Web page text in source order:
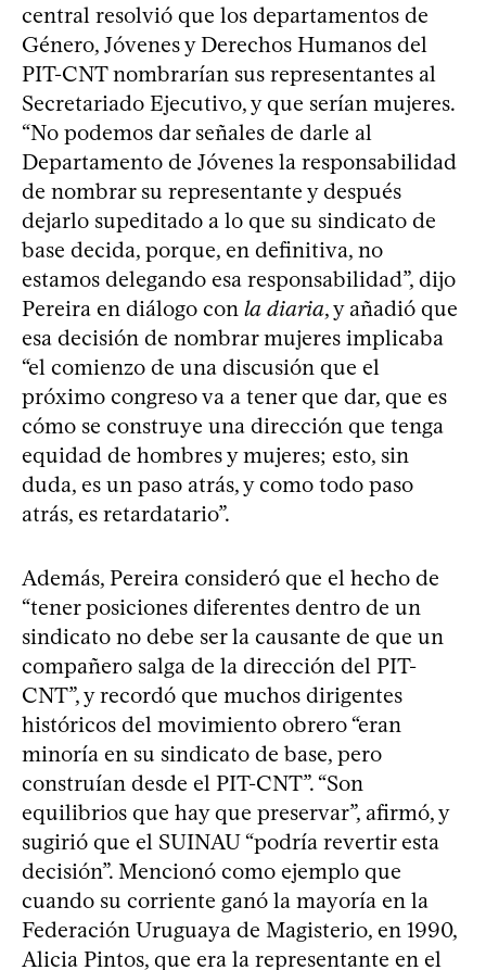
central resolvió que los departamentos de
Género, Jóvenes y Derechos Humanos del
PIT-CNT nombrarían sus representantes al
Secretariado Ejecutivo, y que serían mujeres.
“No podemos dar señales de darle al
Departamento de Jóvenes la responsabilidad
de nombrar su representante y después
dejarlo supeditado a lo que su sindicato de
base decida, porque, en definitiva, no
estamos delegando esa responsabilidad”, dijo
Pereira en diálogo con la diaria, y añadió que
esa decisión de nombrar mujeres implicaba
“el comienzo de una discusión que el
próximo congreso va a tener que dar, que es
cómo se construye una dirección que tenga
equidad de hombres y mujeres; esto, sin
duda, es un paso atrás, y como todo paso
atrás, es retardatario”.
Además, Pereira consideró que el hecho de
“tener posiciones diferentes dentro de un
sindicato no debe ser la causante de que un
compañero salga de la dirección del PIT-
CNT”, y recordó que muchos dirigentes
históricos del movimiento obrero “eran
minoría en su sindicato de base, pero
construían desde el PIT-CNT”. “Son
equilibrios que hay que preservar”, afirmó, y
sugirió que el SUINAU “podría revertir esta
decisión”. Mencionó como ejemplo que
cuando su corriente ganó la mayoría en la
Federación Uruguaya de Magisterio, en 1990,
Alicia Pintos, que era la representante en el